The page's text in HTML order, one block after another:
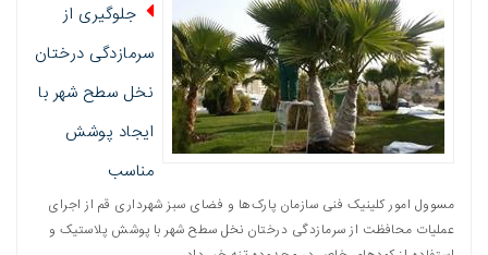
جلوگیری از
سرمازدگی درختان
نخل سطح شهر با
ایجاد پوشش
مناسب
مسوول امور کلینیک فنی سازمان پارک‌ها و فضای سبز شهرداری قم از اجرای
عملیات محافظت از سرمازدگی درختان نخل سطح شهر با پوشش پلاستیک و